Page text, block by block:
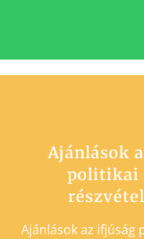
Ajánlások
politikai
Ajánlások az ifjúság